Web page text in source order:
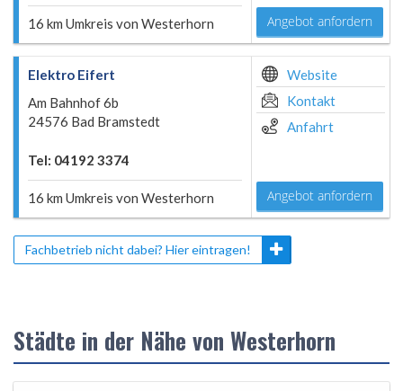
16 km Umkreis von Westerhorn Angebot anfordern
Elektro Eifert
Am Bahnhof 6b
24576 Bad Bramstedt
Tel: 04192 3374
16 km Umkreis von Westerhorn
Website
Kontakt
Anfahrt
Angebot anfordern
Fachbetrieb nicht dabei? Hier eintragen!
Städte in der Nähe von Westerhorn